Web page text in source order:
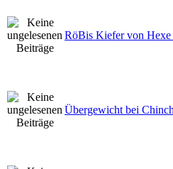
RöBis Kiefer von
Übergewicht bei